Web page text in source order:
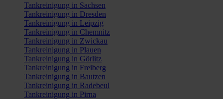
Tankreinigung in Sachsen
Tankreinigung in Dresden
Tankreinigung in Leipzig
Tankreinigung in Chemnitz
Tankreinigung in Zwickau
Tankreinigung in Plauen
Tankreinigung in Görlitz
Tankreinigung in Freiberg
Tankreinigung in Bautzen
Tankreinigung in Radebeul
Tankreinigung in Pirna